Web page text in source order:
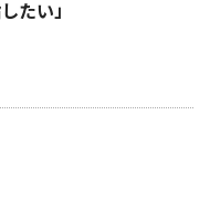
たい」